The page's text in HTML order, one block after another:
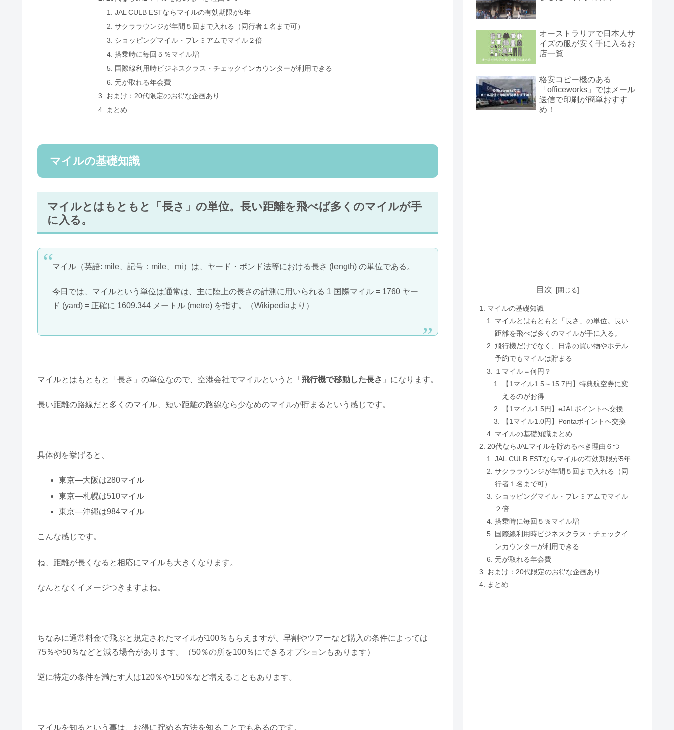
JAL CULB ESTならマイルの有効期限が5年
サクララウンジが年間５回まで入れる（同行者１名まで可）
ショッピングマイル・プレミアムでマイル２倍
搭乗時に毎回５％マイル増
国際線利用時ビジネスクラス・チェックインカウンターが利用できる
元が取れる年会費
おまけ：20代限定のお得な企画あり
まとめ
マイルの基礎知識
マイルとはもともと「長さ」の単位。長い距離を飛べば多くのマイルが手
に入る。
マイル（英語: mile、記号：mile、mi）は、ヤード・ポンド法等における長さ (length) の単位である。
今日では、マイルという単位は通常は、主に陸上の長さの計測に用いられる 1 国際マイル = 1760 ヤー
ド (yard) = 正確に 1609.344 メートル (metre) を指す。（Wikipediaより）
マイルとはもともと「長さ」の単位なので、空港会社でマイルというと「 飛行機で移動した長さ 」になります。
長い距離の路線だと多くのマイル、短い距離の路線なら少なめのマイルが貯まるという感じです。
具体例を挙げると、
東京―大阪は280マイル
東京―札幌は510マイル
東京―沖縄は984マイル
こんな感じです。
ね、距離が長くなると相応にマイルも大きくなります。
なんとなくイメージつきますよね。
ちなみに通常料金で飛ぶと規定されたマイルが100％もらえますが、早割やツアーなど購入の条件によっては
75％や50％などと減る場合があります。（50％の所を100％にできるオプションもあります）
逆に特定の条件を満たす人は120％や150％など増えることもあります。
マイルを知るという事は、お得に貯める方法を知ることでもあるのです。
オーストラリアで日本人サ
イズの服が安く手に入るお
店一覧
格安コピー機のある
「officeworks」ではメール
送信で印刷が簡単おすす
め！
目次
マイルの基礎知識
マイルとはもともと「長さ」の単位。長い
距離を飛べば多くのマイルが手に入る。
飛行機だけでなく、日常の買い物やホテル
予約でもマイルは貯まる
１マイル＝何円？
【1マイル1.5～15.7円】特典航空券に変
えるのがお得
【1マイル1.5円】eJALポイントへ交換
【1マイル1.0円】Pontaポイントへ交換
マイルの基礎知識まとめ
20代ならJALマイルを貯めるべき理由６つ
JAL CULB ESTならマイルの有効期限が5年
サクララウンジが年間５回まで入れる（同
行者１名まで可）
ショッピングマイル・プレミアムでマイル
２倍
搭乗時に毎回５％マイル増
国際線利用時ビジネスクラス・チェックイ
ンカウンターが利用できる
元が取れる年会費
おまけ：20代限定のお得な企画あり
まとめ